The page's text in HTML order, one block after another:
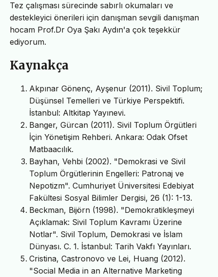
Tez çalışması sürecinde sabırlı okumaları ve
destekleyici önerileri için danışman sevgili danışman
hocam Prof.Dr Oya Şakı Aydın'a çok teşekkür
ediyorum.
Kaynakça
Akpınar Gönenç, Ayşenur (2011). Sivil Toplum;
Düşünsel Temelleri ve Türkiye Perspektifi.
İstanbul: Altkitap Yayınevi.
Banger, Gürcan (2011). Sivil Toplum Örgütleri
İçin Yönetişim Rehberi. Ankara: Odak Ofset
Matbaacılık.
Bayhan, Vehbi (2002). "Demokrasi ve Sivil
Toplum Örgütlerinin Engelleri: Patronaj ve
Nepotizm". Cumhuriyet Üniversitesi Edebiyat
Fakültesi Sosyal Bilimler Dergisi, 26 (1): 1-13.
Beckman, Bijörn (1998). "Demokratikleşmeyi
Açıklamak: Sivil Toplum Kavramı Üzerine
Notlar". Sivil Toplum, Demokrasi ve İslam
Dünyası. C. 1. İstanbul: Tarih Vakfı Yayınları.
Cristina, Castronovo ve Lei, Huang (2012).
"Social Media in an Alternative Marketing